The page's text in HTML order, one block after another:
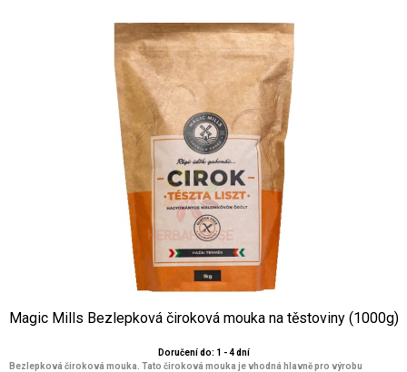
Magic Mills Bezlepková čiroková mouka na těstoviny (1000g)
Doručení do: 1 - 4 dní
Bezlepková čiroková mouka. Tato čiroková mouka je vhodná hlavně pro výrobu